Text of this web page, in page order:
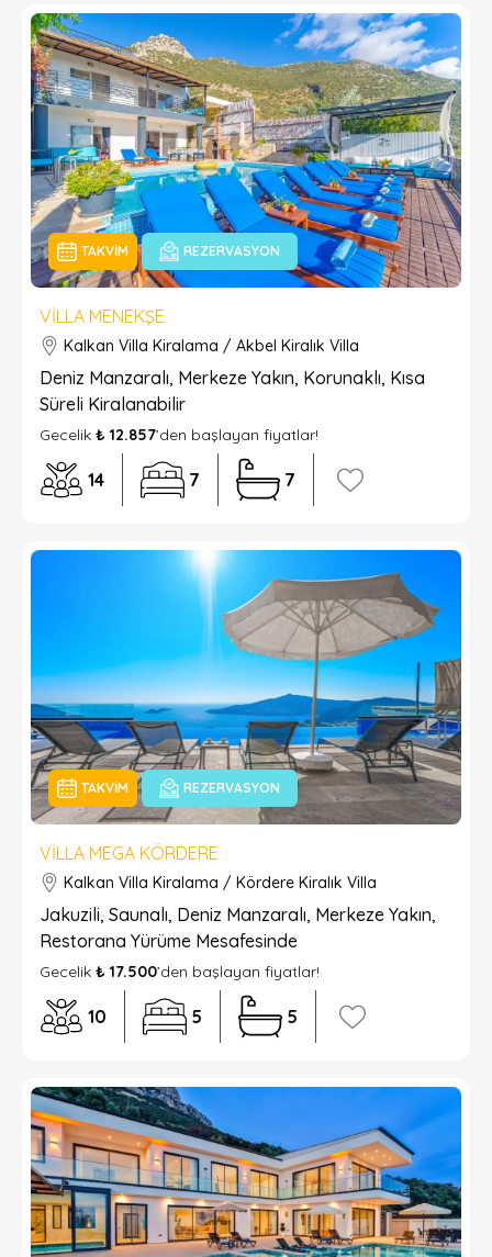
TAKVIM REZERVASYON
VILLA MENEKŞE
Kalkan Villa Kiralama / Akbel Kiralık Villa
Deniz Manzaralı, Merkeze Yakın, Korunaklı, Kısa
Süreli Kiralanabilir
Gecelik ₺ 12.857’den başlayan fiyatlar!
14 7 7
TAKVIM REZERVASYON
VILLA MEGA KÖRDERE
Kalkan Villa Kiralama / Kördere Kiralık Villa
Jakuzili, Saunalı, Deniz Manzaralı, Merkeze Yakın,
Restorana Yürüme Mesafesinde
Gecelik ₺ 17.500’den başlayan fiyatlar!
10 5 5